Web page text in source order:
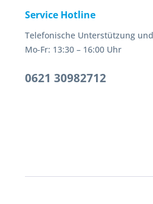
Service Hotline
Telefonische Unterstützung
Mo-Fr: 13:30 – 16:00 Uhr
0621 30982712